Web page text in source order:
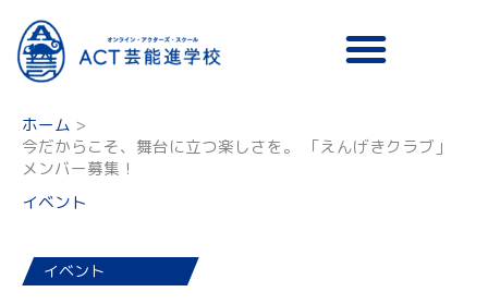
ホーム
今だからこそ、舞台に立つ楽しさを。 「えんげきクラブ」
メンバー募集！
イベント
イベント